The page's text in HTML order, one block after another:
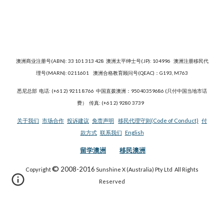
澳洲商业注册号(ABN): 33 101 313 428 澳洲太平绅士号(JP): 104996 澳洲注册移民代
理号(MARN): 0211601 澳洲合格教育顾问号(QEAC)：G193, M763
悉尼总部 电话: (+61 2) 9211 8766 中国直拨澳洲：95040359686 (只付中国当地市话
费） 传真: (+61 2) 9280 3739
关于我们 市场合作 投诉建议 免责声明 移民代理守则(Code of Conduct) 付
款方式 联系我们 English
留学澳洲 移民澳洲
Copyright© 2008-2016 Sunshine X (Australia) Pty Ltd All Rights
Reserved